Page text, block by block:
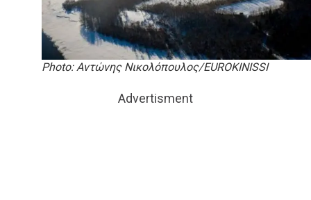
Photo: Αντώνης Νικολόπουλος/EUROKINISSI
Advertisment